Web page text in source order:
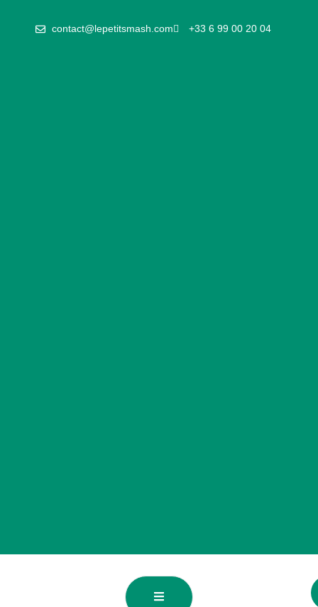
contact@lepetitsmash.com +33 6 99 00 20 04